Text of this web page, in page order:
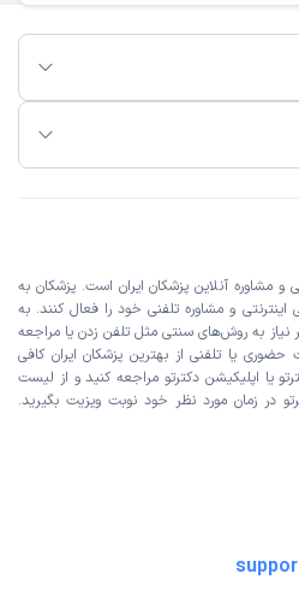
خدمات ویژه در اصفهان می‌توانید
اصفهان
کنید.
و مشاوره آنلاین پزشکان ایران است. پزشکان به
و مشاوره تلفنی خود را فعال کنند. به
نیاز به روش‌های سنتی مثل تلفن زدن یا مراجعه
یا تلفنی از بهترین پزشکان ایران کافی
یا اپلیکیشن دکترتو مراجعه کنید و از لیست
در زمان مورد نظر خود نوبت ویزیت بگیرید.